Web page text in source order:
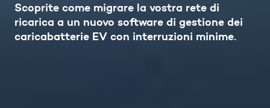
Scoprite come migrare la vostra rete di
ricarica a un nuovo software di gestione dei
caricabatterie EV con interruzioni minime.